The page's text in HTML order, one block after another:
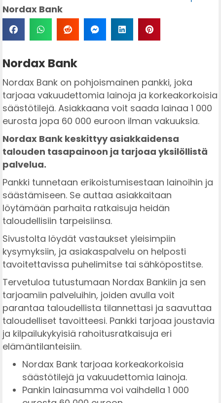
Nordax Bank
Nordax Bank
Nordax Bank on pohjoismainen pankki, joka
tarjoaa vakuudettomia lainoja ja korkeakorkoisia
säästötilejä. Asiakkaana voit saada lainaa 1 000
eurosta jopa 60 000 euroon ilman vakuuksia.
Nordax Bank keskittyy asiakkaidensa
talouden tasapainoon ja tarjoaa yksilöllistä
palvelua.
Pankki tunnetaan erikoistumisestaan lainoihin ja
säästämiseen. Se auttaa asiakkaitaan
löytämään parhaita ratkaisuja heidän
taloudellisiin tarpeisiinsa.
Sivustolta löydät vastaukset yleisimpiin
kysymyksiin, ja asiakaspalvelu on helposti
tavoitettavissa puhelimitse tai sähköpostitse.
Tervetuloa tutustumaan Nordax Bankiin ja sen
tarjoamiin palveluihin, joiden avulla voit
parantaa taloudellista tilannettasi ja saavuttaa
taloudelliset tavoitteesi. Pankki tarjoaa joustavia
ja kilpailukykyisiä rahoitusratkaisuja eri
elämäntilanteisiin.
Nordax Bank tarjoaa korkeakorkoisia
säästötilejä ja vakuudettomia lainoja.
Pankin lainasumma voi vaihdella 1 000